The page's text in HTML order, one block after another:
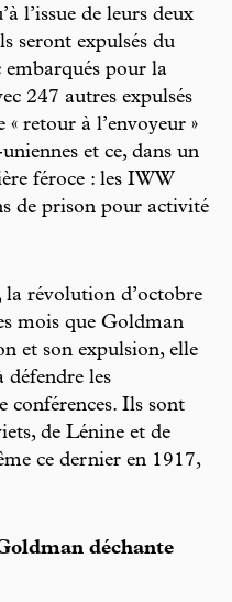
l’issue de leurs deux
seront expulsés du
pour la
247 autres expulsés
« retour à l’envoyeur »
et ce, dans un
féroce : les IWW
de prison pour activité
révolution d’octobre
mois que Goldman
et son expulsion, elle
défendre les
conférences. Ils sont
de Lénine et de
ce dernier en 1917,
déchante